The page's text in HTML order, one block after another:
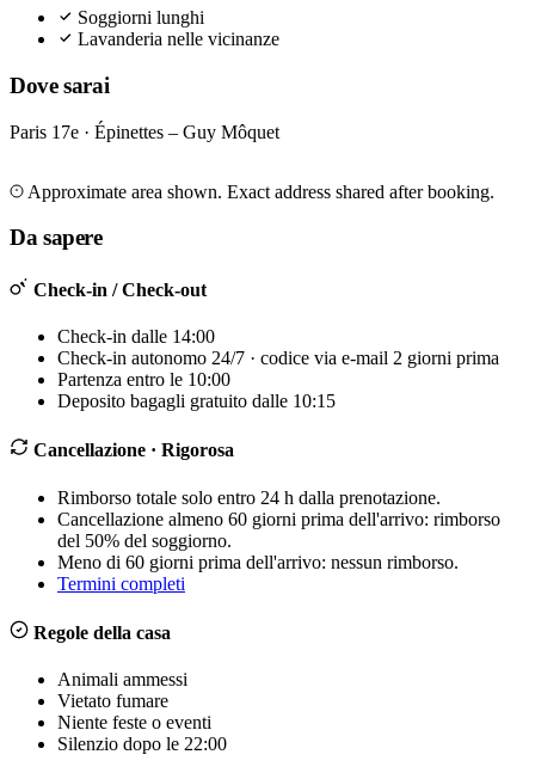
Soggiorni lunghi
Lavanderia nelle vicinanze
Dove sarai
Paris 17e · Épinettes – Guy Môquet
+
−
Approximate area shown. Exact address shared after booking.
Da sapere
Check-in / Check-out
Check-in dalle 14:00
Check-in autonomo 24/7 · codice via e-mail 2 giorni prima
Partenza entro le 10:00
Deposito bagagli gratuito dalle 10:15
Cancellazione · Rigorosa
Rimborso totale solo entro 24 h dalla prenotazione.
Cancellazione almeno 60 giorni prima dell'arrivo: rimborso
del 50% del soggiorno.
Meno di 60 giorni prima dell'arrivo: nessun rimborso.
Termini completi
Regole della casa
Animali ammessi
Vietato fumare
Niente feste o eventi
Silenzio dopo le 22:00